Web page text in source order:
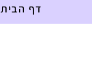
דף הבית